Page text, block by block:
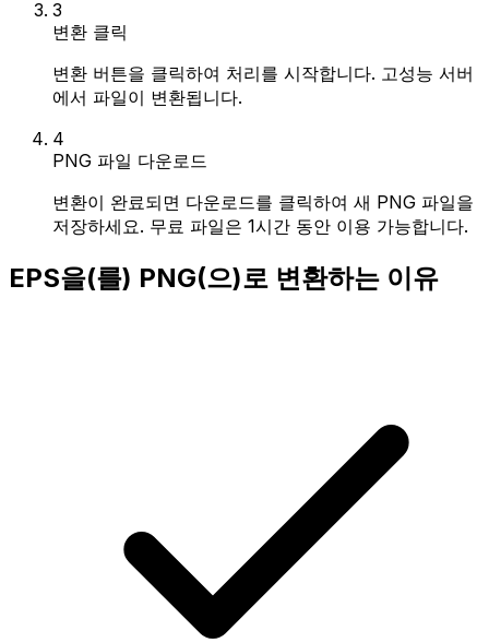
3
변환 클릭
변환 버튼을 클릭하여 처리를 시작합니다. 고성능 서버
에서 파일이 변환됩니다.
4
PNG 파일 다운로드
변환이 완료되면 다운로드를 클릭하여 새 PNG 파일을
저장하세요. 무료 파일은 1시간 동안 이용 가능합니다.
EPS을(를) PNG(으)로 변환하는 이유